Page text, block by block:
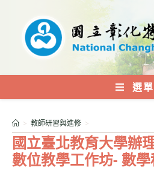
內
選單
國立臺北教育大學辦
數位教學工作坊- 數學
> 教師研習與進修 >